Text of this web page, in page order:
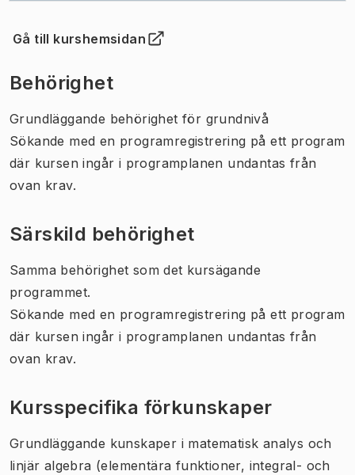
Gå till kurshemsidan
(Öppnas i ny flik)
Behörighet
Grundläggande behörighet för grundnivå
Sökande med en programregistrering på ett program
där kursen ingår i programplanen undantas från
ovan krav.
Särskild behörighet
Samma behörighet som det kursägande
programmet.
Sökande med en programregistrering på ett program
där kursen ingår i programplanen undantas från
ovan krav.
Kursspecifika förkunskaper
Grundläggande kunskaper i matematisk analys och
linjär algebra (elementära funktioner, integral- och